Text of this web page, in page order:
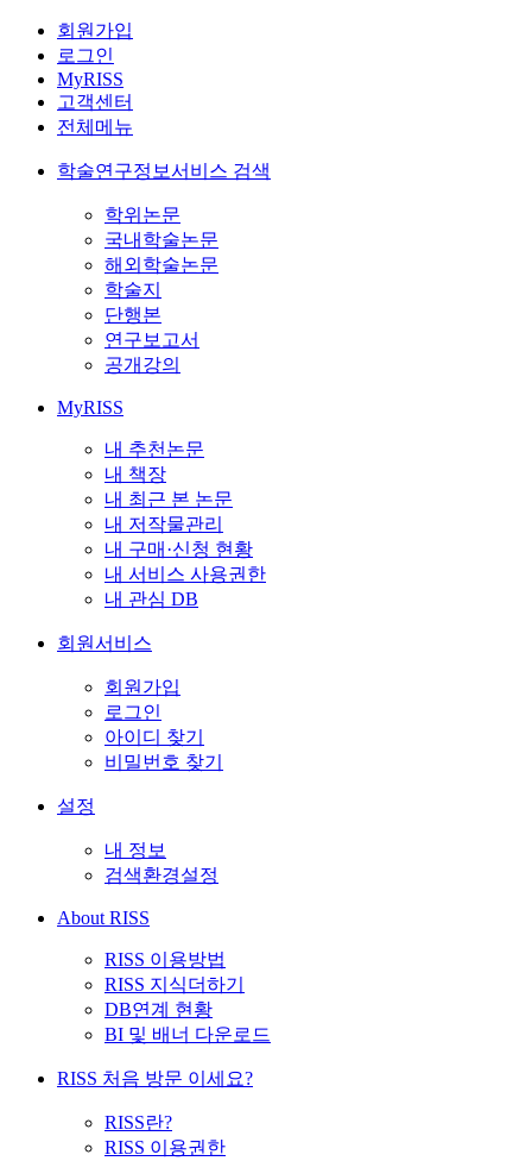
회원가입
로그인
MyRISS
고객센터
전체메뉴
학술연구정보서비스 검색
학위논문
국내학술논문
해외학술논문
학술지
단행본
연구보고서
공개강의
MyRISS
내 추천논문
내 책장
내 최근 본 논문
내 저작물관리
내 구매·신청 현황
내 서비스 사용권한
내 관심 DB
회원서비스
회원가입
로그인
아이디 찾기
비밀번호 찾기
설정
내 정보
검색환경설정
About RISS
RISS 이용방법
RISS 지식더하기
DB연계 현황
BI 및 배너 다운로드
RISS 처음 방문 이세요?
RISS란?
RISS 이용권한